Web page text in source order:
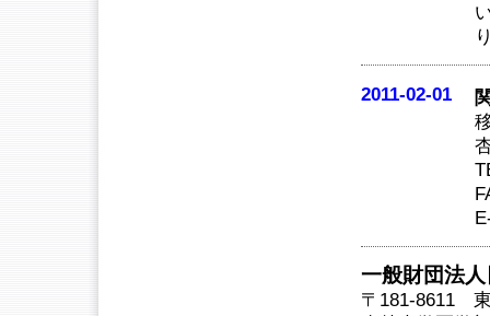
2011-02-01
一般財団法
〒181-8611